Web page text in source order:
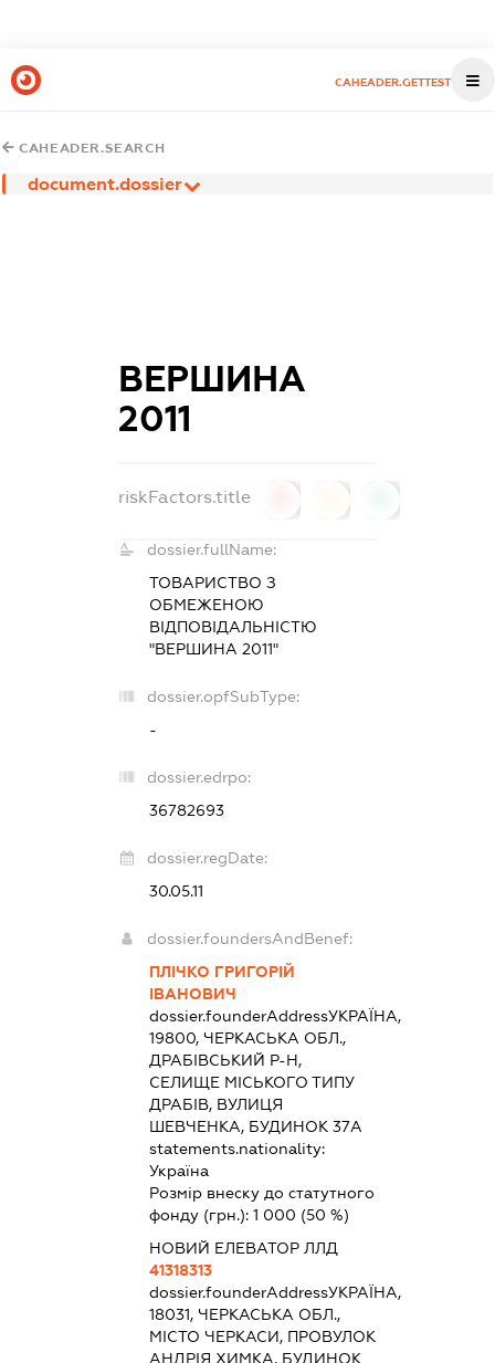
CAHEADER.GETTEST
CAHEADER.SEARCH
document.dossier
ВЕРШИНА
2011
riskFactors.title
dossier.fullName:
ТОВАРИСТВО З
ОБМЕЖЕНОЮ
ВІДПОВІДАЛЬНІСТЮ
"ВЕРШИНА 2011"
dossier.opfSubType:
-
dossier.edrpo:
36782693
dossier.regDate:
30.05.11
dossier.foundersAndBenef:
ПЛІЧКО ГРИГОРІЙ
ІВАНОВИЧ
dossier.founderAddressУКРАЇНА,
19800, ЧЕРКАСЬКА ОБЛ.,
ДРАБІВСЬКИЙ Р-Н,
СЕЛИЩЕ МІСЬКОГО ТИПУ
ДРАБІВ, ВУЛИЦЯ
ШЕВЧЕНКА, БУДИНОК 37А
statements.nationality:
Україна
Розмір внеску до статутного
фонду (грн.):1 000 (50 %)
НОВИЙ ЕЛЕВАТОР ЛЛД
41318313
dossier.founderAddressУКРАЇНА,
18031, ЧЕРКАСЬКА ОБЛ.,
МІСТО ЧЕРКАСИ, ПРОВУЛОК
АНДРІЯ ХИМКА, БУДИНОК